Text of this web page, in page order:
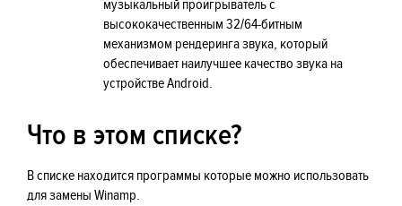
музыкальный проигрыватель с
высококачественным 32/64-битным
механизмом рендеринга звука, который
обеспечивает наилучшее качество звука на
устройстве Android.
Что в этом списке?
В списке находится программы которые можно использовать
для замены Winamp.